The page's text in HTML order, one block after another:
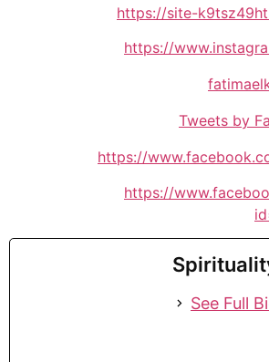
https://site-
https://
Tweets by
https://
https://
See Full